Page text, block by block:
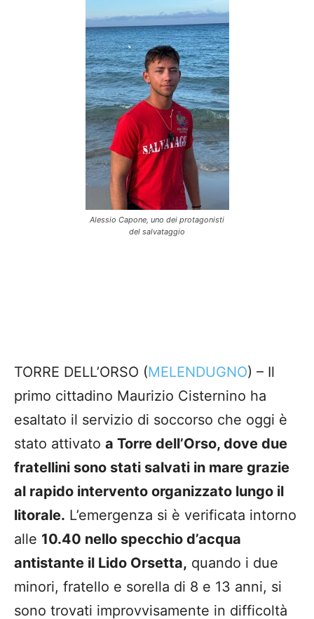
Alessio Capone, uno dei protagonisti
del salvataggio
TORRE DELL’ORSO (MELENDUGNO) – Il
primo cittadino Maurizio Cisternino ha
esaltato il servizio di soccorso che oggi è
stato attivato a Torre dell’Orso, dove due
fratellini sono stati salvati in mare grazie
al rapido intervento organizzato lungo il
litorale. L’emergenza si è verificata intorno
alle 10.40 nello specchio d’acqua
antistante il Lido Orsetta, quando i due
minori, fratello e sorella di 8 e 13 anni, si
sono trovati improvvisamente in difficoltà